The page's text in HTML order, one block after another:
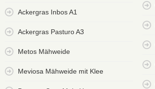
Ackergras Inbos A1
Ackergras Pasturo A3
Metos Mähweide
Meviosa Mähweide mit Klee